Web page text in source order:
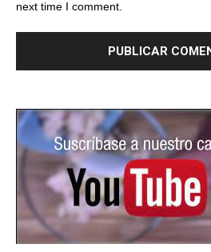
next time I comment.